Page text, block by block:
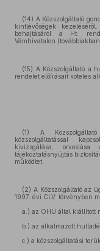
(14) A Közszolgáltató
kintlévőségek
behajtásáról a Ht.
Vámhivatalon
(15) A Közszolgáltató a
rendelet előírásait köteles
(1) A Közszolgáltató
közszolgáltatással
kivizsgálása, orvoslása
tájékoztatásnyújtás
működtet.
(2) A Közszolgáltató az
1997. évi CLV. törvényben
a.) az OHÜ által kiállított
b.) az alkalmazott
c.) a közszolgáltatási